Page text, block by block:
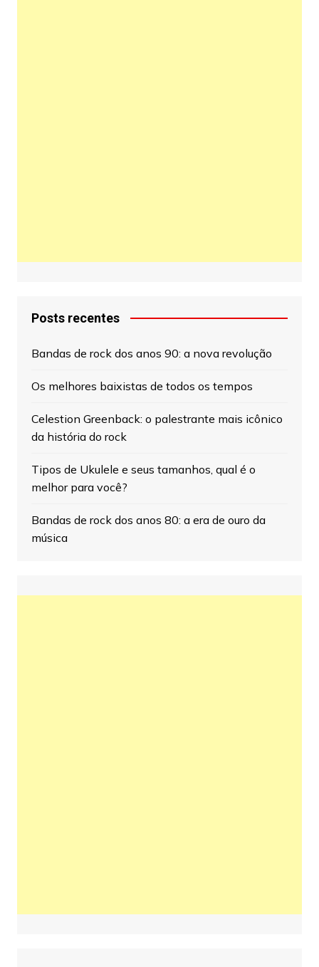
Posts recentes
Bandas de rock dos anos 90: a nova revolução
Os melhores baixistas de todos os tempos
Celestion Greenback: o palestrante mais icônico
da história do rock
Tipos de Ukulele e seus tamanhos, qual é o
melhor para você?
Bandas de rock dos anos 80: a era de ouro da
música